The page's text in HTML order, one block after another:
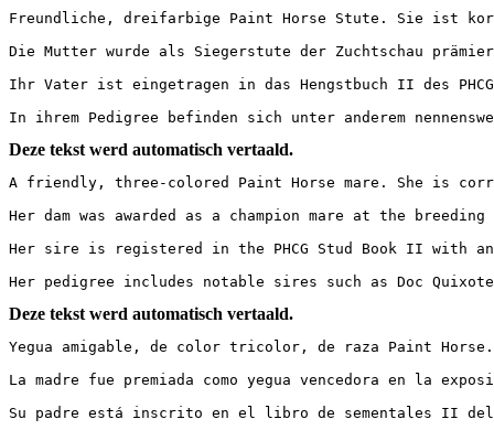
Freundliche, dreifarbige Paint Horse Stute. Sie ist
Die Mutter wurde als Siegerstute der Zuchtschau
Ihr Vater ist eingetragen in das Hengstbuch II des
In ihrem Pedigree befinden sich unter anderem
Deze tekst werd automatisch vertaald.
A friendly, three-colored Paint Horse mare. She is
Her dam was awarded as a champion mare at the
Her sire is registered in the PHCG Stud Book II with
Her pedigree includes notable sires such as Doc
Deze tekst werd automatisch vertaald.
Yegua amigable, de color tricolor, de raza Paint Horse.
La madre fue premiada como yegua vencedora en la
Su padre está inscrito en el libro de sementales II del